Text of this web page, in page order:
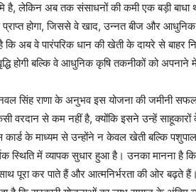
लेकिन अब तक संसाधनों की कमी एक बड़ी बाधा
होगा, जिससे वे खाद, उन्नत बीज और
अब वे पारंपरिक धान की खेती के दायरे से बाहर
बल्कि वे आधुनिक कृषि तकनीकों को अपनाने में
सिंह राणा के अनुभव इस योजना की जमीनी
वरदान से कम नहीं है, क्योंकि इसने उन्हें
कार्ड के माध्यम से उन्होंने न केवल खेती बल्कि
स्थिति में व्यापक सुधार हुआ है। उनका मानना है
पूरा कर पाते हैं और आत्मनिर्भरता की ओर बढ़ते हैं।